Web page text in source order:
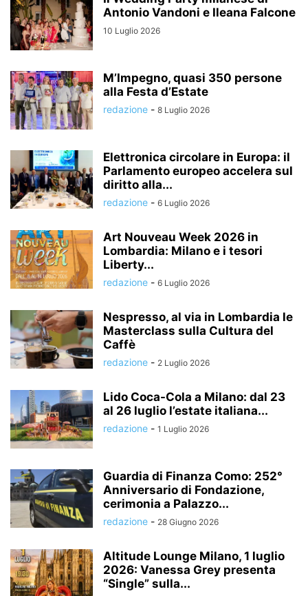
Antonio Vandoni e Ileana Falcone
10 Luglio 2026
M’Impegno, quasi 350 persone
alla Festa d’Estate
redazione - 8 Luglio 2026
Elettronica circolare in Europa: il
Parlamento europeo accelera sul
diritto alla...
redazione - 6 Luglio 2026
Art Nouveau Week 2026 in
Lombardia: Milano e i tesori
Liberty...
redazione - 6 Luglio 2026
Nespresso, al via in Lombardia le
Masterclass sulla Cultura del
Caffè
redazione - 2 Luglio 2026
Lido Coca-Cola a Milano: dal 23
al 26 luglio l’estate italiana...
redazione - 1 Luglio 2026
Guardia di Finanza Como: 252°
Anniversario di Fondazione,
cerimonia a Palazzo...
redazione - 28 Giugno 2026
Altitude Lounge Milano, 1 luglio
2026: Vanessa Grey presenta
“Single” sulla...